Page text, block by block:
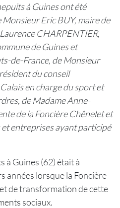
à Guines ont été
Eric BUY, maire de
CHARPENTIER,
de Guines et
de-France, de Monsieur
du conseil
en charge du sport et
de Madame Anne-
de la Foncière Chênelet et
entreprises ayant participé
à Guines (62) était à
années lorsque la Foncière
de transformation de cette
sociaux.